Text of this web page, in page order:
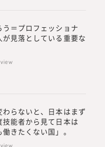
う＝プロフェッショナ
が見落としている重要な
わらないと、日本はまず
能者から見て日本は
働きたくない国」。